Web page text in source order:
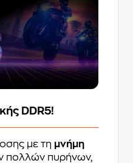
DDR5!
με τη μνήμη
πολλών πυρήνων,